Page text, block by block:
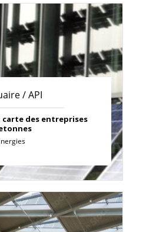
/ API
des entreprises